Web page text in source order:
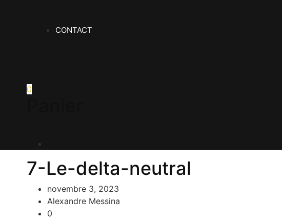
CONTACT
0
7-Le-delta-neutral
novembre 3, 2023
Alexandre Messina
0